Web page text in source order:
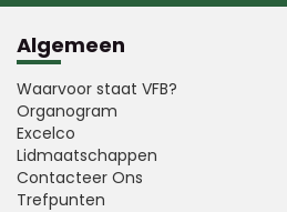
Algemeen
Waarvoor staat VFB?
Organogram
Excelco
Lidmaatschappen
Contacteer Ons
Trefpunten